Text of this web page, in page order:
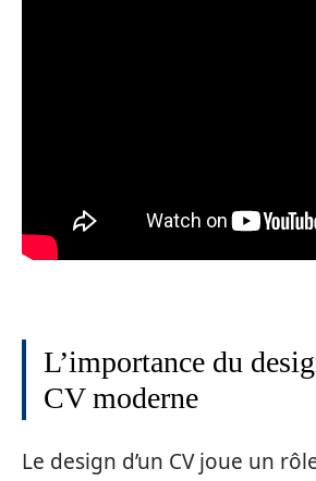
L’importance du
CV moderne
Le design d’un CV joue un